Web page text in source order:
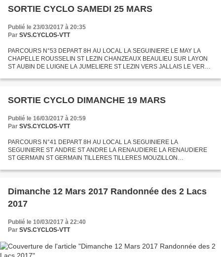
SORTIE CYCLO SAMEDI 25 MARS
Publié le 23/03/2017 à 20:35
Par SVS.CYCLOS-VTT
PARCOURS N°53 DEPART 8H AU LOCAL LA SEGUINIERE LE MAY LA
CHAPELLE ROUSSELIN ST LEZIN CHANZEAUX BEAULIEU SUR LAYON
ST AUBIN DE LUIGNE LA JUMELIERE ST LEZIN VERS JALLAIS LE VERT
SORTIE CYCLO DIMANCHE 19 MARS
Publié le 16/03/2017 à 20:59
Par SVS.CYCLOS-VTT
PARCOURS N°41 DEPART 8H AU LOCAL LA SEGUINIERE LA
SEGUINIERE ST ANDRE ST ANDRE LA RENAUDIERE LA RENAUDIERE
ST GERMAIN ST GERMAIN TILLERES TILLERES MOUZILLON
LA REGRIPPIERE GESTE GESTE VILLEDIEU...
Dimanche 12 Mars 2017 Randonnée des 2 Lacs
2017
Publié le 10/03/2017 à 22:40
Par SVS.CYCLOS-VTT